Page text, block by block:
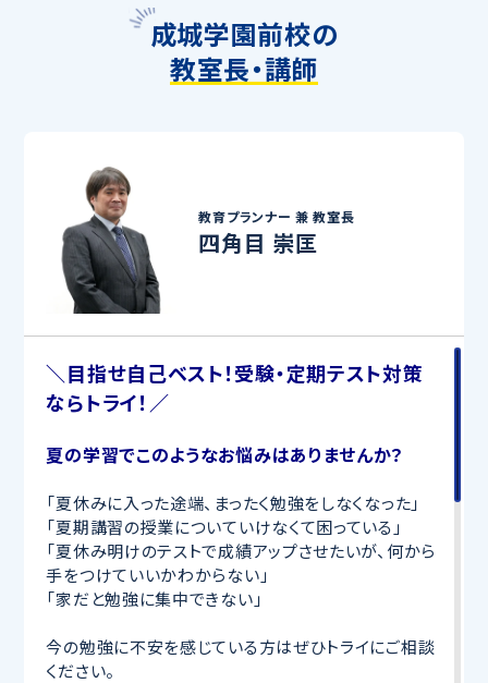
成城学園前校の
教室長・講師
教育プランナー 兼教室長
四角目 崇匡
＼目指せ自己ベスト！受験・定期テスト対策
ならトライ！／
夏の学習でこのようなお悩みはありませんか？
「夏休みに入った途端、まったく勉強をしなくなった」
「夏期講習の授業についていけなくて困っている」
「夏休み明けのテストで成績アップさせたいが、何から
手をつけていいかわからない」
「家だと勉強に集中できない」
今の勉強に不安を感じている方はぜひトライにご相談
ください。